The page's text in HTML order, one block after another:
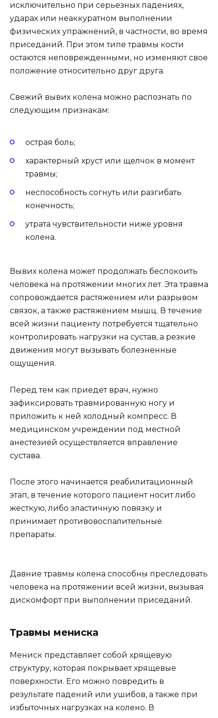
исключительно при серьезных падениях,
ударах или неаккуратном выполнении
физических упражнений, в частности, во время
приседаний. При этом типе травмы кости
остаются неповрежденными, но изменяют свое
положение относительно друг друга.
Свежий вывих колена можно распознать по
следующим признакам:
острая боль;
характерный хруст или щелчок в момент
травмы;
неспособность согнуть или разгибать
конечность;
утрата чувствительности ниже уровня
колена.
Вывих колена может продолжать беспокоить
человека на протяжении многих лет. Эта травма
сопровождается растяжением или разрывом
связок, а также растяжением мышц. В течение
всей жизни пациенту потребуется тщательно
контролировать нагрузки на сустав, а резкие
движения могут вызывать болезненные
ощущения.
Перед тем как приедет врач, нужно
зафиксировать травмированную ногу и
приложить к ней холодный компресс. В
медицинском учреждении под местной
анестезией осуществляется вправление
сустава.
После этого начинается реабилитационный
этап, в течение которого пациент носит либо
жесткую, либо эластичную повязку и
принимает противовоспалительные
препараты.
Давние травмы колена способны преследовать
человека на протяжении всей жизни, вызывая
дискомфорт при выполнении приседаний.
Травмы мениска
Мениск представляет собой хрящевую
структуру, которая покрывает хрящевые
поверхности. Его можно повредить в
результате падений или ушибов, а также при
избыточных нагрузках на колено. В